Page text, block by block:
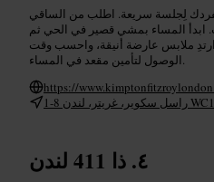
لِجلسة سريعة. اطلب من الساقي
ابدأ المساء بمشي قصير في الحي ثم
ملابس عارضة أنيقة، واحسب وقت
الوصول لتأمين مقعد في المساء.
https://
ذا 411 لندن